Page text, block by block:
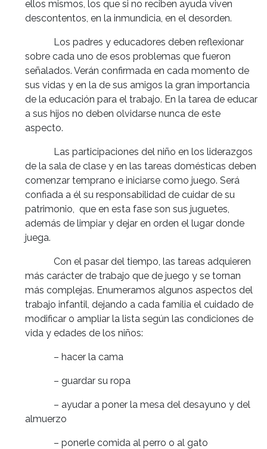
ellos mismos, los que si no reciben ayuda viven
descontentos, en la inmundicia, en el desorden.
Los padres y educadores deben reflexionar
sobre cada uno de esos problemas que fueron
señalados. Verán confirmada en cada momento de
sus vidas y en la de sus amigos la gran importancia
de la educación para el trabajo. En la tarea de educar
a sus hijos no deben olvidarse nunca de este
aspecto.
Las participaciones del niño en los liderazgos
de la sala de clase y en las tareas domésticas deben
comenzar temprano e iniciarse como juego. Será
confiada a él su responsabilidad de cuidar de su
patrimonio, que en esta fase son sus juguetes,
además de limpiar y dejar en orden el lugar donde
juega.
Con el pasar del tiempo, las tareas adquieren
más carácter de trabajo que de juego y se tornan
más complejas. Enumeramos algunos aspectos del
trabajo infantil, dejando a cada familia el cuidado de
modificar o ampliar la lista según las condiciones de
vida y edades de los niños:
– hacer la cama
– guardar su ropa
– ayudar a poner la mesa del desayuno y del
almuerzo
– ponerle comida al perro o al gato